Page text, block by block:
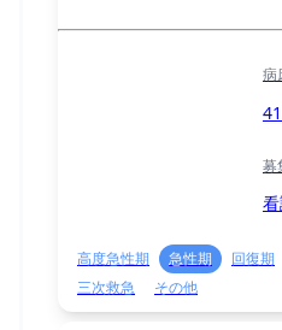
病
募
高度急性期 急性期 回復期
三次救急
その他